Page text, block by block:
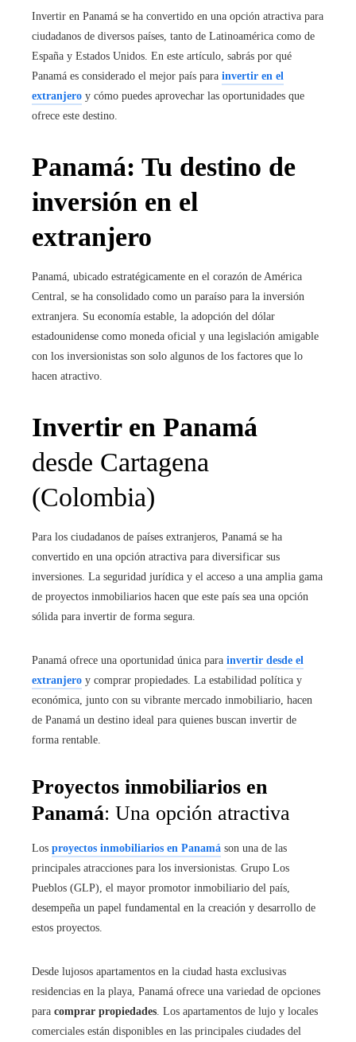
Invertir en Panamá se ha convertido en una opción atractiva para
ciudadanos de diversos países, tanto de Latinoamérica como de
España y Estados Unidos. En este artículo, sabrás por qué
Panamá es considerado el mejor país para invertir en el
extranjero y cómo puedes aprovechar las oportunidades que
ofrece este destino.
Panamá: Tu destino de
inversión en el
extranjero
Panamá, ubicado estratégicamente en el corazón de América
Central, se ha consolidado como un paraíso para la inversión
extranjera. Su economía estable, la adopción del dólar
estadounidense como moneda oficial y una legislación amigable
con los inversionistas son solo algunos de los factores que lo
hacen atractivo.
Invertir en Panamá
desde Cartagena
(Colombia)
Para los ciudadanos de países extranjeros, Panamá se ha
convertido en una opción atractiva para diversificar sus
inversiones. La seguridad jurídica y el acceso a una amplia gama
de proyectos inmobiliarios hacen que este país sea una opción
sólida para invertir de forma segura.
Panamá ofrece una oportunidad única para invertir desde el
extranjero y comprar propiedades. La estabilidad política y
económica, junto con su vibrante mercado inmobiliario, hacen
de Panamá un destino ideal para quienes buscan invertir de
forma rentable.
Proyectos inmobiliarios en
Panamá: Una opción atractiva
Los proyectos inmobiliarios en Panamá son una de las
principales atracciones para los inversionistas. Grupo Los
Pueblos (GLP), el mayor promotor inmobiliario del país,
desempeña un papel fundamental en la creación y desarrollo de
estos proyectos.
Desde lujosos apartamentos en la ciudad hasta exclusivas
residencias en la playa, Panamá ofrece una variedad de opciones
para comprar propiedades. Los apartamentos de lujo y locales
comerciales están disponibles en las principales ciudades del